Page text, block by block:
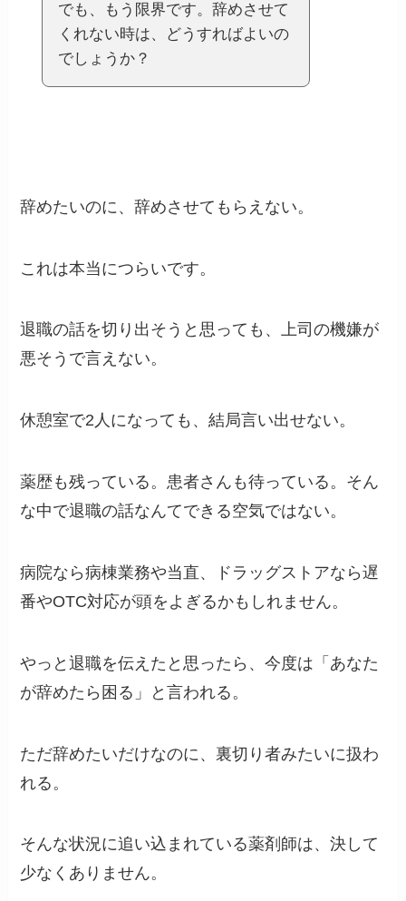
でも、もう限界です。辞めさせて
くれない時は、どうすればよいの
でしょうか？
辞めたいのに、辞めさせてもらえない。
これは本当につらいです。
退職の話を切り出そうと思っても、上司の機嫌が
悪そうで言えない。
休憩室で2人になっても、結局言い出せない。
薬歴も残っている。患者さんも待っている。そん
な中で退職の話なんてできる空気ではない。
病院なら病棟業務や当直、ドラッグストアなら遅
番やOTC対応が頭をよぎるかもしれません。
やっと退職を伝えたと思ったら、今度は「あなた
が辞めたら困る」と言われる。
ただ辞めたいだけなのに、裏切り者みたいに扱わ
れる。
そんな状況に追い込まれている薬剤師は、決して
少なくありません。